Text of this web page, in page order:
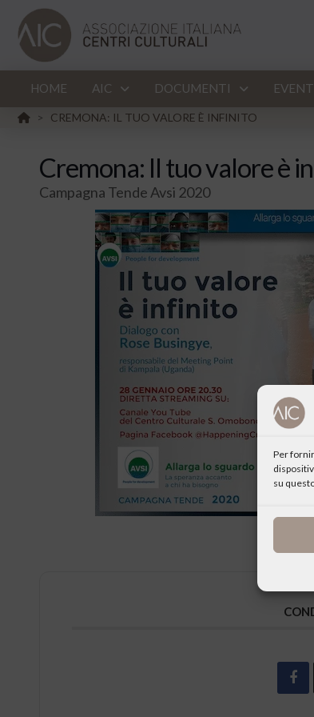
Per
su
HOME AIC DOCUMENTI
HOME
> CREMONA: IL TUO VALORE È INFINITO
Cremona: Il tuo valore è
Campagna Tende Avsi 2020